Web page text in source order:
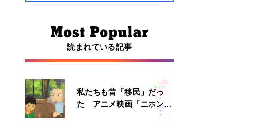
読まれている記事
私たちも昔「移民」だっ
た アニメ映画「ニホンジ